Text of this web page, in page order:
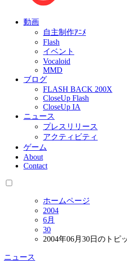
個人制作アニメを中心とした動画
動画
自主制作ｱﾆﾒ
Flash
イベント
Vocaloid
MMD
ブログ
FLASH BACK 200X
CloseUp Flash
CloseUp IA
ニュース
プレスリリース
アクティビティ
ゲーム
About
Contact
ホームページ
2004
6月
30
2004年06月30日のトピ
ニュース